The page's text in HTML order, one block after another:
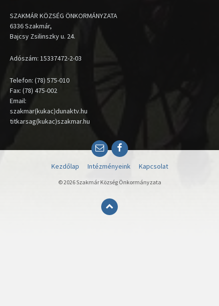
SZAKMÁR KÖZSÉG ÖNKORMÁNYZATA
6336 Szakmár,
Bajcsy Zsilinszky u. 24.
Adószám: 15337472-2-03
Telefon: (78) 575-010
Fax: (78) 475-002
Email:
szakmar(kukac)dunaktv.hu
titkarsag(kukac)szakmar.hu
EmailFacebook
Kezdőlap Intézményeink Kapcsolat
© 2026 Szakmár Község Önkormányzata